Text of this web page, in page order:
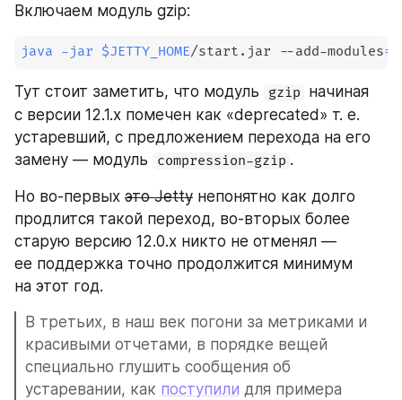
Включаем модуль gzip:
java -jar $JETTY_HOME/start.jar --add-modules=
Тут стоит заметить, что модуль gzip начиная
с версии 12.1.х помечен как «deprecated» т. е.
устаревший, с предложением перехода на его
замену — модуль
compression-gzip .
Но во-первых это Jetty непонятно как долго
продлится такой переход, во-вторых более
старую версию 12.0.х никто не отменял —
ее поддержка точно продолжится минимум
на этот год.
В третьих, в наш век погони за метриками и
красивыми отчетами, в порядке вещей
специально глушить сообщения об
устаревании, как поступили для примера